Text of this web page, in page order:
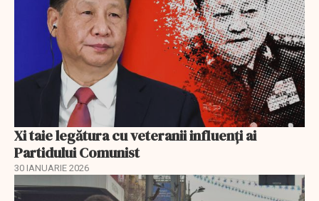
Xi taie legătura cu veteranii influenți ai
Partidului Comunist
30 IANUARIE 2026